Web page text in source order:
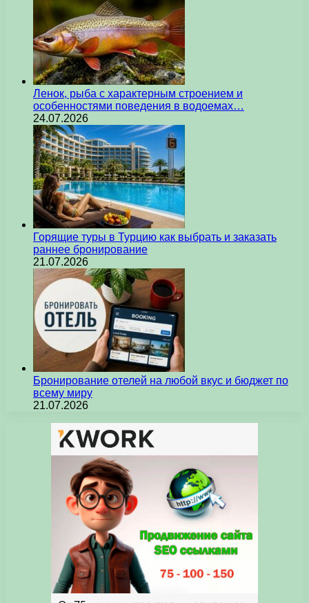
Ленок, рыба с характерным строением и
особенностями поведения в водоемах…
24.07.2026
Горящие туры в Турцию как выбрать и заказать
раннее бронирование
21.07.2026
Бронирование отелей на любой вкус и бюджет по
всему миру
21.07.2026